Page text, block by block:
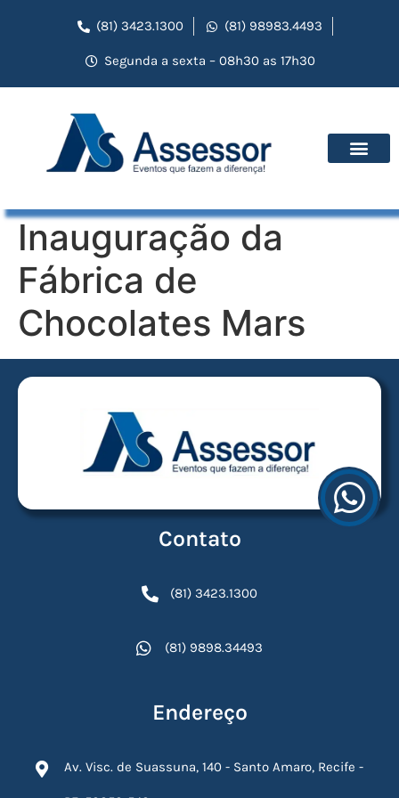
(81) 3423.1300 (81) 98983.4493
Segunda a sexta – 08h30 as 17h30
Inauguração da
Fábrica de
Chocolates Mars
Contato
(81) 3423.1300
(81) 9898.34493
Endereço
Av. Visc. de Suassuna, 140 - Santo Amaro, Recife -